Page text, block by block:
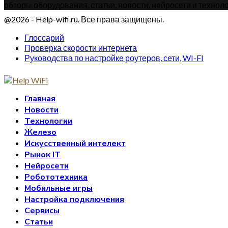
@2026 - Help-wifi.ru. Все права защищены.
Глоссарий
Проверка скорости интернета
Руководства по настройке роутеров, сети, WI-FI
Главная
Новости
Технологии
Железо
Искусственный интелект
Рынок IT
Нейросети
Робототехника
Мобильные игры
Настройка подключения
Сервисы
Статьи